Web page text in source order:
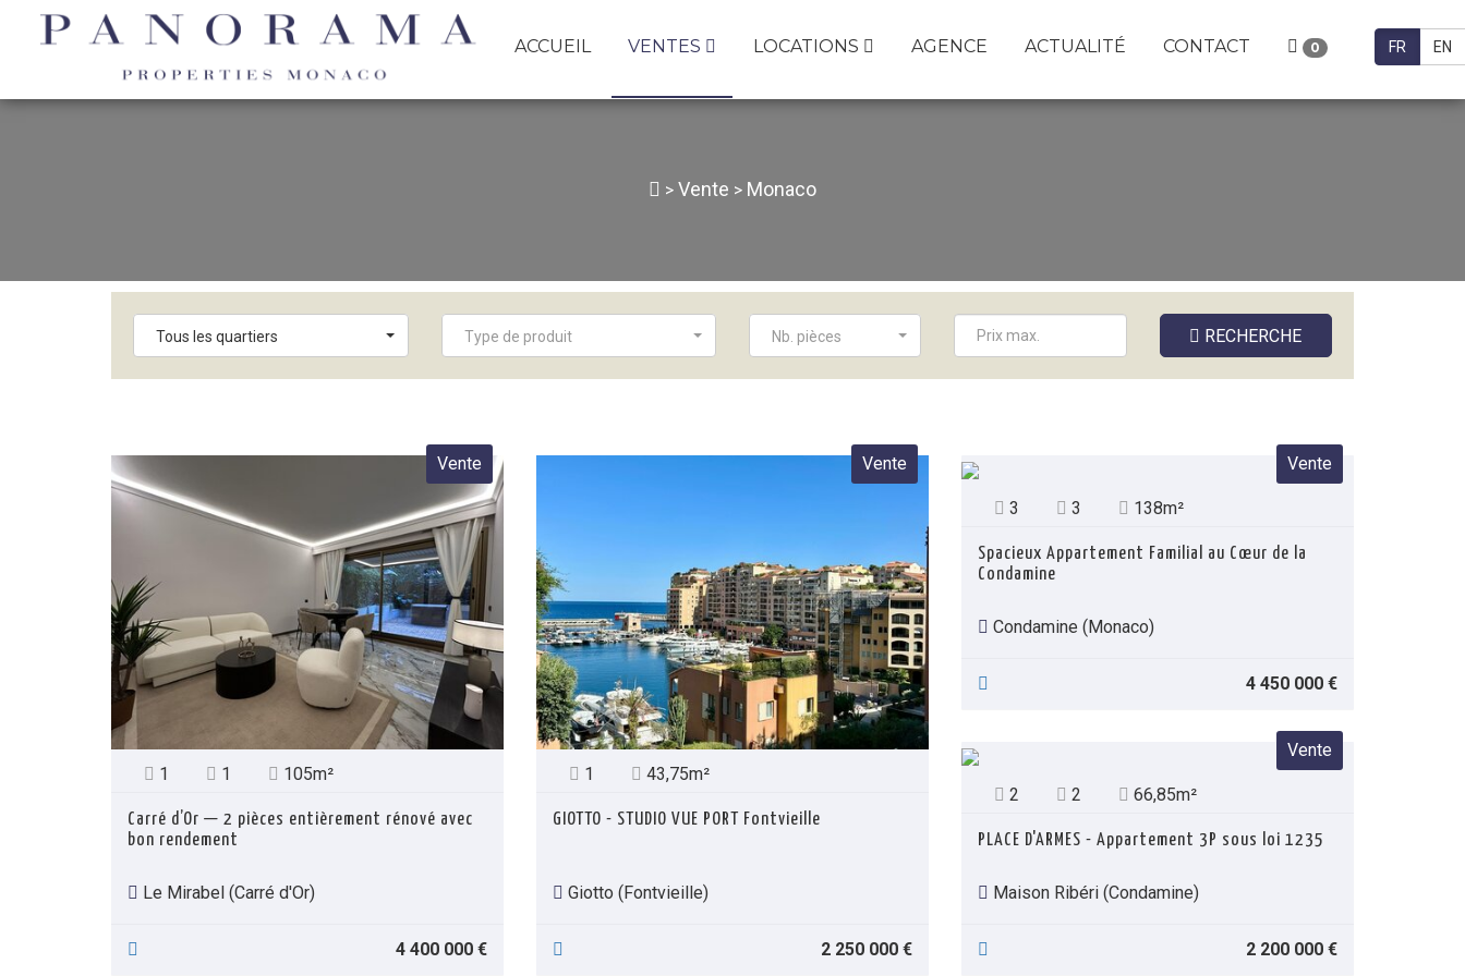
ACCUEIL VENTES LOCATIONS AGENCE ACTUALITÉ CONTACT 0 FR EN
> Vente > Monaco
Tous les quartiers Type de produit Nb. pièces RECHERCHE
Vente
1 1 105m²
Carré d’Or — 2 pièces entièrement rénové avec
bon rendement
Le Mirabel (Carré d'Or)
4 400 000 €
Vente
1 43,75m²
GIOTTO - STUDIO VUE PORT Fontvieille
Giotto (Fontvieille)
2 250 000 €
Vente
3 3 138m²
Spacieux Appartement Familial au Cœur de la
Condamine
Condamine (Monaco)
4 450 000 €
Vente
2 2 66,85m²
PLACE D'ARMES - Appartement 3P sous loi 1235
Maison Ribéri (Condamine)
2 200 000 €